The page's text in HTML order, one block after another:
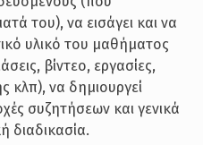
του), να εισάγει και να
υλικό του μαθήματος
βίντεο, εργασίες,
κλπ), να δημιουργεί
συζητήσεων και γενικά
διαδικασία.